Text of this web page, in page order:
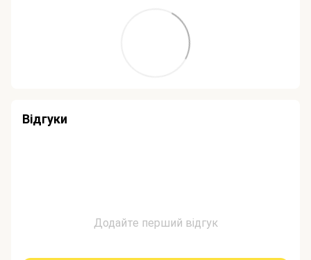
Відгуки
Додайте перший відгук